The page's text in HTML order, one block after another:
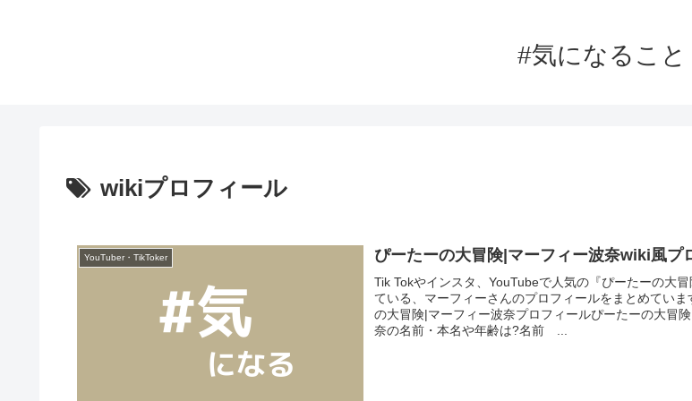
#気になること
wikiプロフィール
YouTuber・TikToker ぴーたーの大冒険|マーフィー波奈wiki風プ
Tik Tokやインスタ、YouTubeで人気の『ぴーたーの大
ている、マーフィーさんのプロフィールをまとめていま
の大冒険|マーフィー波奈プロフィールぴーたーの大冒
奈の名前・本名や年齢は?名前 ...